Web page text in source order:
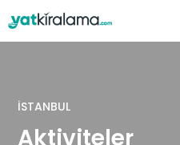
İSTANBUL
Aktiviteler